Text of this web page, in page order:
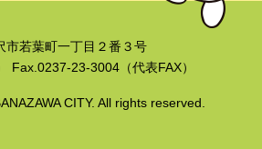
市若葉町一丁目２番３号
Fax.0237-23-3004（代表FAX）
CITY. All rights reserved.